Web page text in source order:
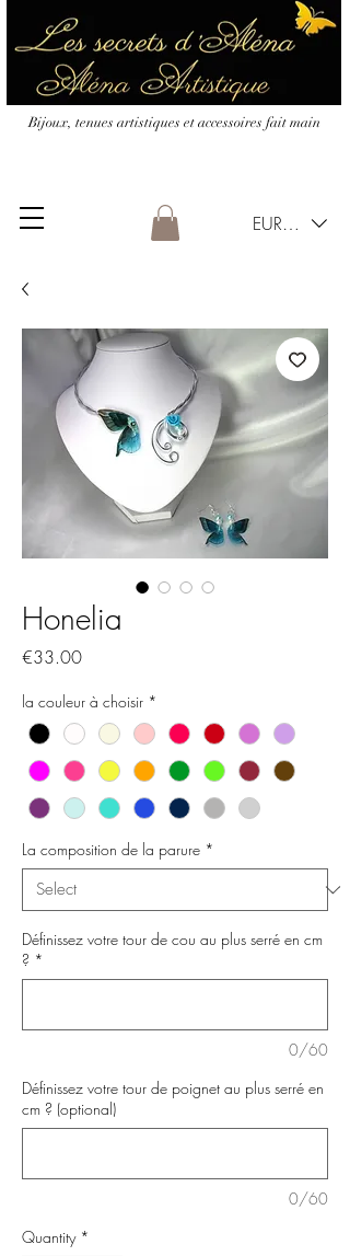
EUR (€)
Bijoux, tenues artistiques et accessoires fait main
Honelia
€33.00Price
la couleur à choisir *
La composition de la parure *
Définissez votre tour de cou au plus serré en cm
? *
0/60
Définissez votre tour de poignet au plus serré en
cm ? (optional)
0/60
Quantity *